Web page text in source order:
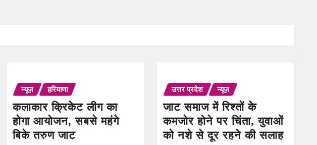
न्यूज़ हरियाणा
कलाकार क्रिकेट लीग का
होगा आयोजन, सबसे महंगे
बिके तरुण जाट
उत्तर प्रदेश न्यूज़
जाट समाज में रिश्तों के
कमजोर होने पर चिंता, युवाओं
को नशे से दूर रहने की सलाह